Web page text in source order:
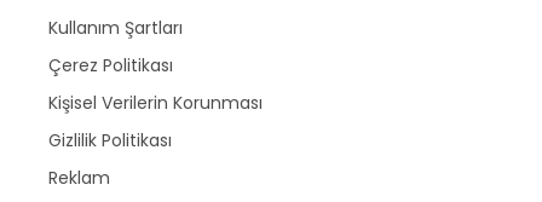
Kullanım Şartları
Çerez Politikası
Kişisel Verilerin Korunması
Gizlilik Politikası
Reklam